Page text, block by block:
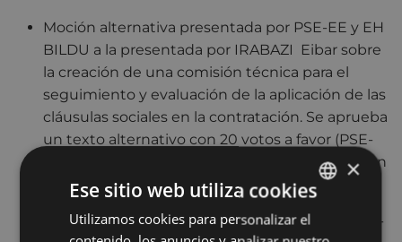
Moción alternativa presentada por PSE-EE y EH
BILDU a la presentada por IRABAZI Eibar sobre
la creación de una comisión técnica para el
seguimiento y evaluación de la aplicación de las
cláusulas sociales en la contratación. Se aprueba
un texto alternativo con 20 votos a favor (PSE-
EE, EH-Bildu y Eibarko EAJ-PNV) y la abstención
de Irabazi.
Mocion alternativa presentada por Eibarko EAJ-
BASQUE
×
Ese sitio web utiliza cookies
Utilizamos cookies para personalizar el